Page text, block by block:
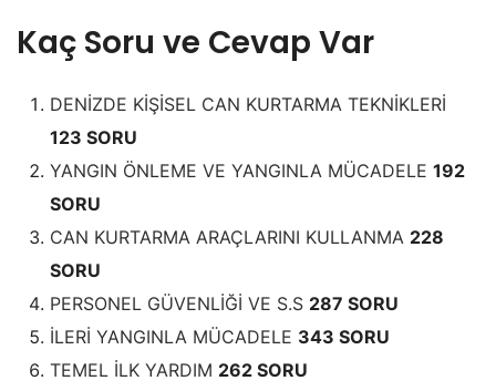
Kaç Soru ve Cevap Var
DENİZDE KİŞİSEL CAN KURTARMA TEKNİKLERİ
123 SORU
YANGIN ÖNLEME VE YANGINLA MÜCADELE 192
SORU
CAN KURTARMA ARAÇLARINI KULLANMA 228
SORU
PERSONEL GÜVENLİĞİ VE S.S 287 SORU
İLERİ YANGINLA MÜCADELE 343 SORU
TEMEL İLK YARDIM 262 SORU